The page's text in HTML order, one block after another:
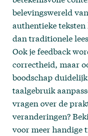
belevingswereld
authentieke
dan traditionele
Ook je feedback
correctheid, maar
boodschap
taalgebruik
vragen over de
veranderingen?
voor meer handige